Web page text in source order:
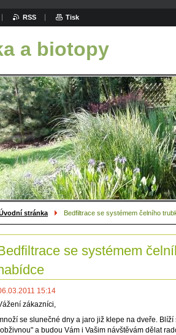
a biotopy
stránka Bedfiltrace se systémem čelního
se systémem
15:14
zákazníci,
se slunečné dny a jaro již klepe na dveře.
a budou Vám i Vašim návštěvám dělat
RSS Tisk